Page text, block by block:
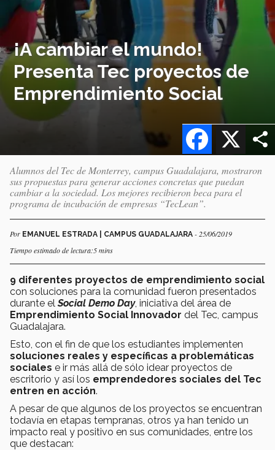
¡A cambiar el mundo!
Presenta Tec proyectos de
Emprendimiento Social
X
Facebook
Alumnos del Tec de Monterrey, campus Guadalajara, mostraron
sus propuestas para generar acciones concretas que puedan
cambiar a la sociedad. Los mejores recibieron beca para el
programa de incubación de empresas “TecLean”.
Por EMANUEL ESTRADA | CAMPUS GUADALAJARA - 25/06/2019
Tiempo estimado de lectura:5 mins
9 diferentes proyectos de emprendimiento social
con soluciones para la comunidad fueron presentados
durante elSocial Demo Day, iniciativa del área de
Emprendimiento Social Innovador del Tec, campus
Guadalajara.
Esto, con el fin de que los estudiantes implementen
soluciones reales y específicas a problemáticas
sociales e ir más allá de sólo idear proyectos de
escritorio y así los emprendedores sociales del Tec
entren en acción.
A pesar de que algunos de los proyectos se encuentran
todavía en etapas tempranas, otros ya han tenido un
impacto real y positivo en sus comunidades, entre los
que destacan: